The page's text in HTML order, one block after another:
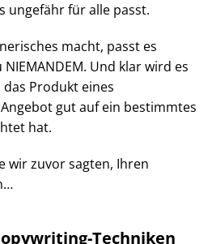
ungefähr für alle passt.
macht, passt es
NIEMANDEM. Und klar wird es
Produkt eines
gut auf ein bestimmtes
hat.
wir zuvor sagten, Ihren
Techniken